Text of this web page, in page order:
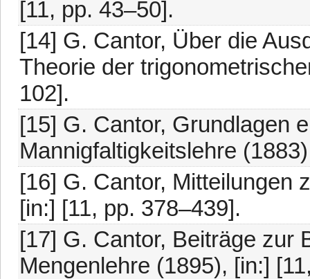
[11, pp. 43–50].
[14] G. Cantor, Über die
Theorie der
102].
[15] G. Cantor, Grundlagen
Mannigfaltigkeitslehre
[16] G. Cantor, Mitteilungen
[in:] [11, pp. 378–439].
[17] G. Cantor, Beiträge zur
Mengenlehre (1895), [in:]